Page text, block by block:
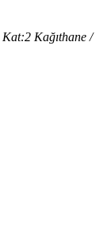
Kağıthane /